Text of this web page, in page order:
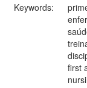
Keywords:
first